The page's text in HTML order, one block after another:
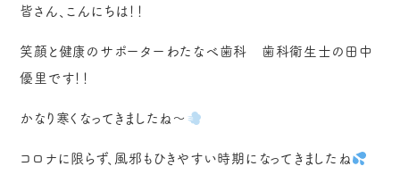
皆さん、こんにちは！！
笑顔と健康のサポーターわたなべ歯科 歯科衛生士の田中
優里です！！
かなり寒くなってきましたね〜
コロナに限らず、風邪もひきやすい時期になってきましたね